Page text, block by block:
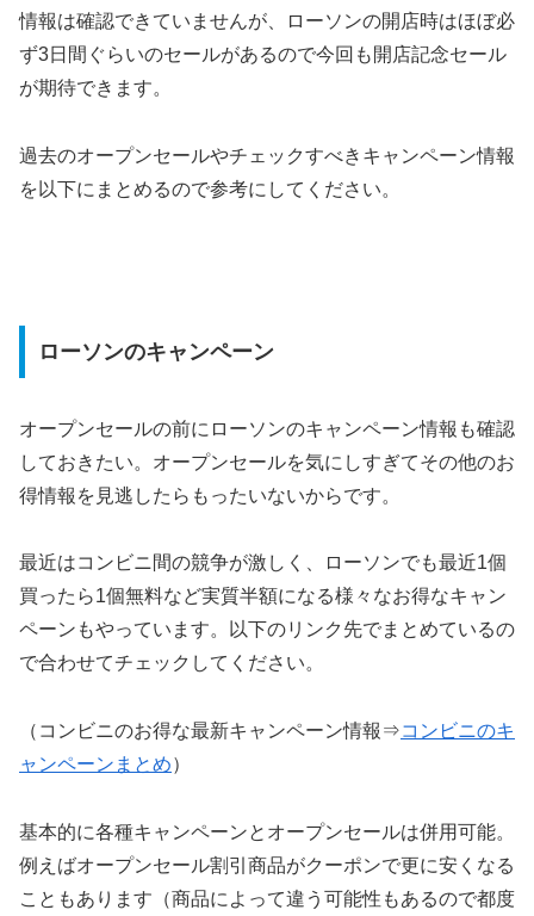
情報は確認できていませんが、ローソンの開店時はほぼ必
ず3日間ぐらいのセールがあるので今回も開店記念セール
が期待できます。
過去のオープンセールやチェックすべきキャンペーン情報
を以下にまとめるので参考にしてください。
ローソンのキャンペーン
オープンセールの前にローソンのキャンペーン情報も確認
しておきたい。オープンセールを気にしすぎてその他のお
得情報を見逃したらもったいないからです。
最近はコンビニ間の競争が激しく、ローソンでも最近1個
買ったら1個無料など実質半額になる様々なお得なキャン
ペーンもやっています。以下のリンク先でまとめているの
で合わせてチェックしてください。
（コンビニのお得な最新キャンペーン情報⇒コンビニのキ
ャンペーンまとめ）
基本的に各種キャンペーンとオープンセールは併用可能。
例えばオープンセール割引商品がクーポンで更に安くなる
こともあります（商品によって違う可能性もあるので都度